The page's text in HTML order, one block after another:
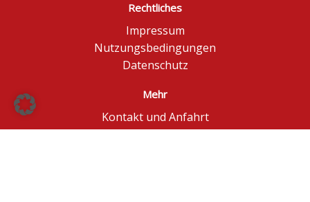
Rechtliches
Impressum
Nutzungsbedingungen
Datenschutz
Mehr
Kontakt und Anfahrt
Börse Düsseldorf